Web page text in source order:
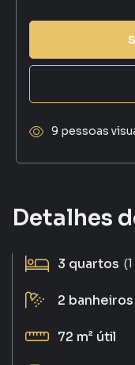
Detalhes
3 quartos
2 banheiros
72 m² útil
9 pessoas